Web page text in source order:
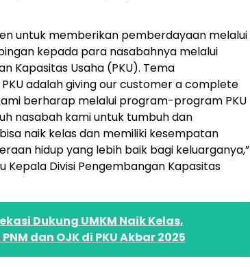
untuk memberikan pemberdayaan melalui
kepada para nasabahnya melalui
Kapasitas Usaha (PKU). Tema
adalah giving our customer a complete
berharap melalui program-program PKU
nasabah kami untuk tumbuh dan
naik kelas dan memiliki kesempatan
hidup yang lebih baik bagi keluarganya,”
Kepala Divisi Pengembangan Kapasitas
Dukung UMKM Naik Kelas,
dan OJK di PKU Akbar 2025